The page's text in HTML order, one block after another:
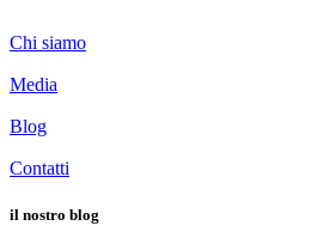
Chi siamo
Media
Blog
Contatti
il nostro blog